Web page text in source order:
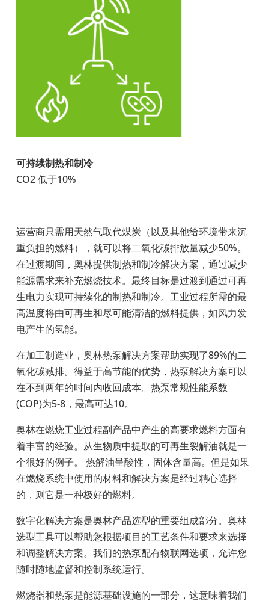
可持续制热和制冷
CO2 低于10%
运营商只需用天然气取代煤炭（以及其他给环境带来沉
重负担的燃料），就可以将二氧化碳排放量减少50%。
在过渡期间，奥林提供制热和制冷解决方案，通过减少
能源需求来补充燃烧技术。最终目标是过渡到通过可再
生电力实现可持续化的制热和制冷。工业过程所需的最
高温度将由可再生和尽可能清洁的燃料提供，如风力发
电产生的氢能。
在加工制造业，奥林热泵解决方案帮助实现了89%的二
氧化碳减排。得益于高节能的优势，热泵解决方案可以
在不到两年的时间内收回成本。热泵常规性能系数
(COP)为5-8，最高可达10。
奥林在燃烧工业过程副产品中产生的高要求燃料方面有
着丰富的经验。从生物质中提取的可再生裂解油就是一
个很好的例子。 热解油呈酸性，固体含量高。但是如果
在燃烧系统中使用的材料和解决方案是经过精心选择
的，则它是一种极好的燃料。
数字化解决方案是奥林产品选型的重要组成部分。奥林
选型工具可以帮助您根据项目的工艺条件和要求来选择
和调整解决方案。我们的热泵配有物联网选项，允许您
随时随地监督和控制系统运行。
燃烧器和热泵是能源基础设施的一部分，这意味着我们